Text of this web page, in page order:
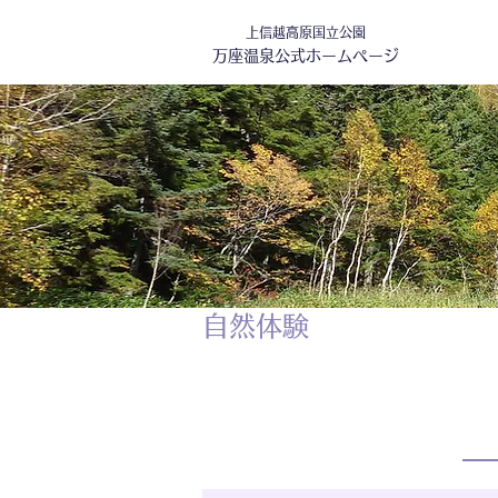
上信越高原国立公園
万座温泉公式ホームページ
自然体験